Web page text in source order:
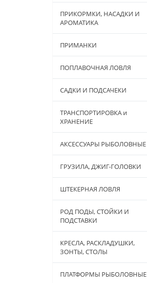
ПРИКОРМКИ, НАСАДКИ И
АРОМАТИКА
ПРИМАНКИ
ПОПЛАВОЧНАЯ ЛОВЛЯ
САДКИ И ПОДСАЧЕКИ
ТРАНСПОРТИРОВКА и
ХРАНЕНИЕ
АКСЕССУАРЫ РЫБОЛОВНЫЕ
ГРУЗИЛА, ДЖИГ-ГОЛОВКИ
ШТЕКЕРНАЯ ЛОВЛЯ
РОД ПОДЫ, СТОЙКИ И
ПОДСТАВКИ
КРЕСЛА, РАСКЛАДУШКИ,
ЗОНТЫ, СТОЛЫ
ПЛАТФОРМЫ РЫБОЛОВНЫЕ